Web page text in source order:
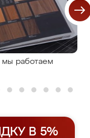
мы работаем
В 5%